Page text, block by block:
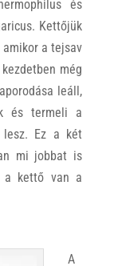
és
Kettőjük
a tejsav
még
leáll,
és termeli a
lesz. Ez a két
mi jobbat is
a kettő van a
A